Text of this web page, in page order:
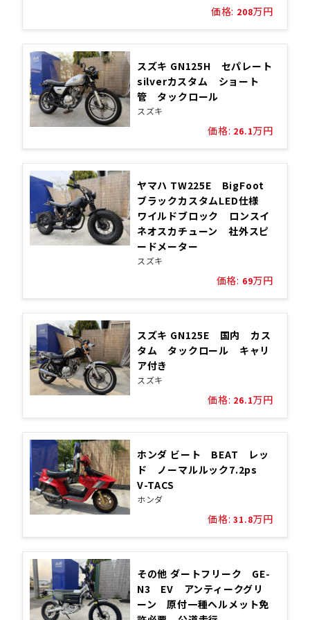
価格: 208万円
スズキ GN125H セパレート
silverカスタム ショート
管 タックロール
スズキ
価格: 26.1万円
ヤマハ TW225E BigFoot
ブラックカスタムLED仕様
ワイルドブロック ロンスイ
ネオスカチューン 社外スピ
ードメーター
スズキ
価格: 69万円
スズキ GN125E 国内 カス
タム タックロール キャリ
ア付き
スズキ
価格: 26.1万円
ホンダ ビート BEAT レッ
ド ノーマルルック7.2ps
V-TACS
ホンダ
価格: 31.8万円
その他 ダートフリーク GE-
N3 EV アンティークグリ
ーン 原付一種ヘルメット免